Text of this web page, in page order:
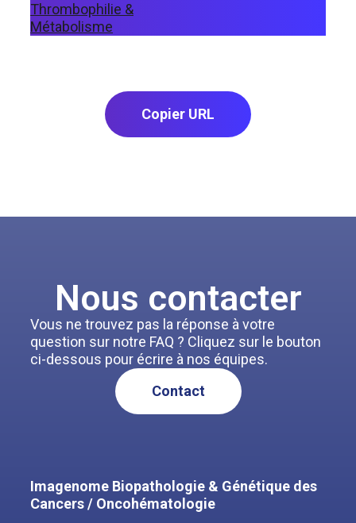
Thrombophilie &
Métabolisme
Copier URL
Nous contacter
Vous ne trouvez pas la réponse à votre
question sur notre FAQ ? Cliquez sur le bouton
ci-dessous pour écrire à nos équipes.
Contact
Imagenome Biopathologie & Génétique des
Cancers / Oncohématologie